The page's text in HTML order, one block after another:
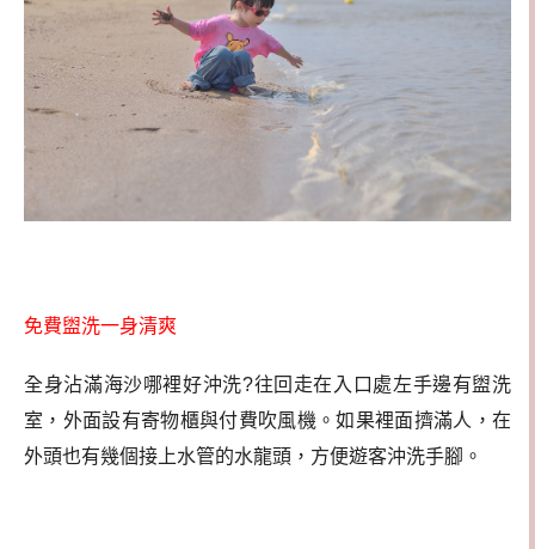
免費盥洗一身清爽
全身沾滿海沙哪裡好沖洗?往回走在入口處左手邊有盥洗
室，外面設有寄物櫃與付費吹風機。如果裡面擠滿人，在
外頭也有幾個接上水管的水龍頭，方便遊客沖洗手腳。